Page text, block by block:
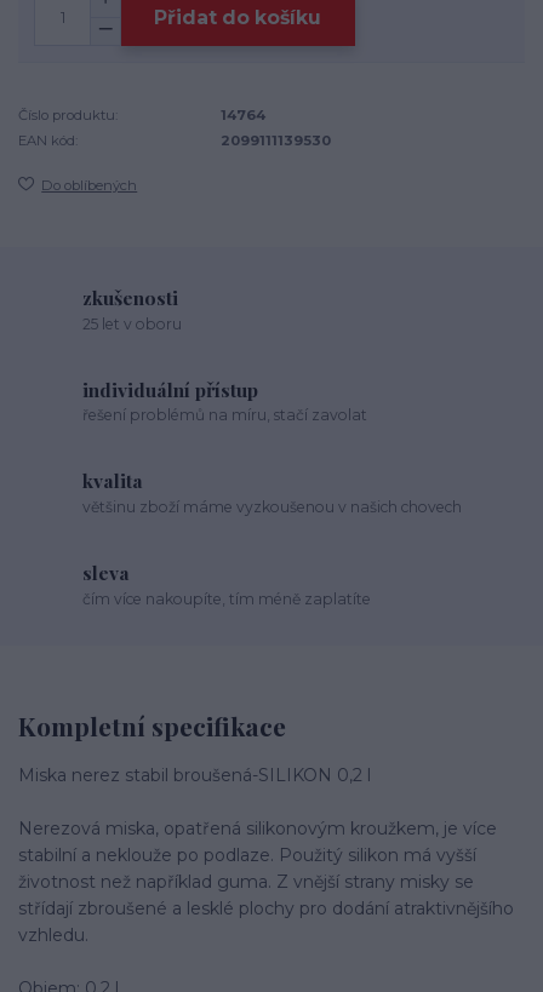
Přidat do košíku
Číslo produktu:
14764
EAN kód:
2099111139530
Do oblíbených
zkušenosti
25 let v oboru
individuální přístup
řešení problémů na míru, stačí zavolat
kvalita
většinu zboží máme vyzkoušenou v našich chovech
sleva
čím více nakoupíte, tím méně zaplatíte
Kompletní specifikace
Miska nerez stabil broušená-SILIKON 0,2 l
Nerezová miska, opatřená silikonovým kroužkem, je více
stabilní a neklouže po podlaze. Použitý silikon má vyšší
životnost než například guma. Z vnější strany misky se
střídají zbroušené a lesklé plochy pro dodání atraktivnějšího
vzhledu.